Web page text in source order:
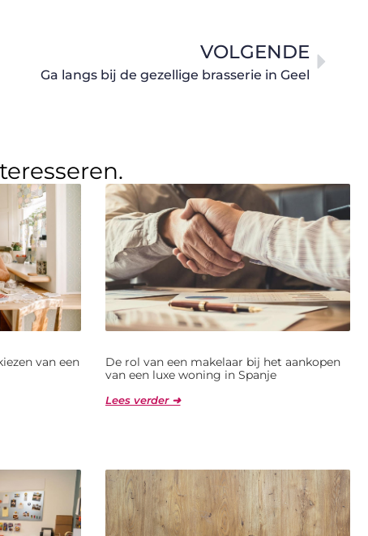
VOLGENDE
Ga langs bij de gezellige brasserie in Geel
van een
De rol van een makelaar bij het aankopen
van een luxe woning in Spanje
Lees verder ➜